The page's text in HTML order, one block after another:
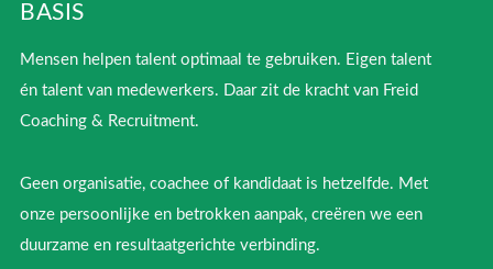
BASIS
Mensen helpen talent optimaal te gebruiken. Eigen talent
én talent van medewerkers. Daar zit de kracht van Freid
Coaching & Recruitment.
Geen organisatie, coachee of kandidaat is hetzelfde. Met
onze persoonlijke en betrokken aanpak, creëren we een
duurzame en resultaatgerichte verbinding.